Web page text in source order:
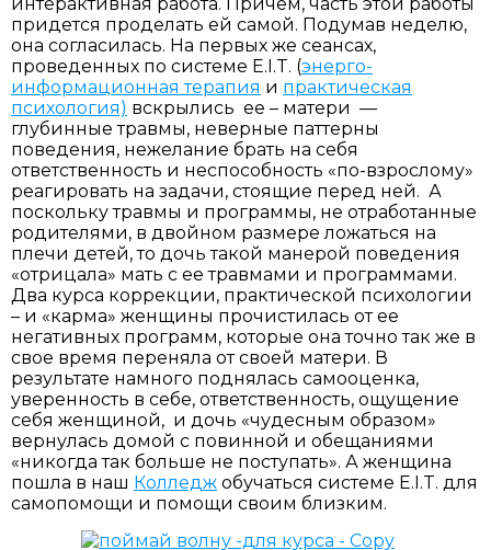
интерактивная работа. Причем, часть этой работы
придется проделать ей самой. Подумав неделю,
она согласилась. На первых же сеансах,
проведенных по системе E.I.T. (энерго-
информационная терапия и практическая
психология) вскрылись ее – матери —
глубинные травмы, неверные паттерны
поведения, нежелание брать на себя
ответственность и неспособность «по-взрослому»
реагировать на задачи, стоящие перед ней. А
поскольку травмы и программы, не отработанные
родителями, в двойном размере ложаться на
плечи детей, то дочь такой манерой поведения
«отрицала» мать с ее травмами и программами.
Два курса коррекции, практической психологии
– и «карма» женщины прочистилась от ее
негативных программ, которые она точно так же в
свое время переняла от своей матери. В
результате намного поднялась самооценка,
уверенность в себе, ответственность, ощущение
себя женщиной, и дочь «чудесным образом»
вернулась домой с повинной и обещаниями
«никогда так больше не поступать». А женщина
пошла в наш Колледж обучаться системе E.I.T. для
самопомощи и помощи своим близким.